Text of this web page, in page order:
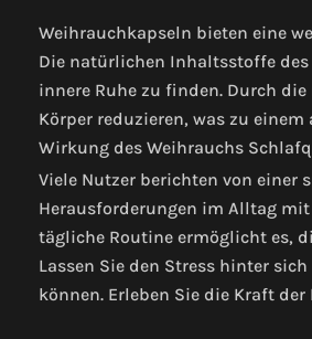
Weihrauchkapseln bieten eine
Die natürlichen Inhaltsstoffe
innere Ruhe zu finden. Durch
Körper reduzieren, was zu
Wirkung des Weihrauchs
Viele Nutzer berichten von einer
Herausforderungen im Alltag
tägliche Routine ermöglicht es,
Lassen Sie den Stress hinter
können. Erleben Sie die Kraft